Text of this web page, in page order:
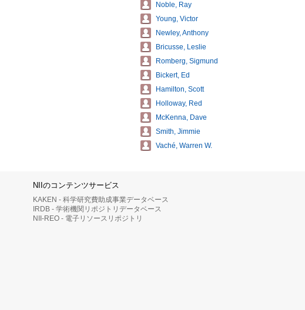
Noble, Ray
Young, Victor
Newley, Anthony
Bricusse, Leslie
Romberg, Sigmund
Bickert, Ed
Hamilton, Scott
Holloway, Red
McKenna, Dave
Smith, Jimmie
Vaché, Warren W.
NIIのコンテンツサービス
KAKEN - 科学研究費助成事業データベース
IRDB - 学術機関リポジトリデータベース
NII-REO - 電子リソースリポジトリ